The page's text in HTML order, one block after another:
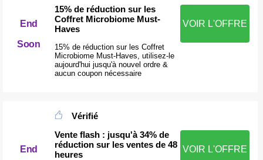
End
Soon
15% de réduction sur les
Coffret Microbiome Must-
Haves
15% de réduction sur les Coffret
Microbiome Must-Haves, utilisez-le
aujourd'hui jusqu'à nouvel ordre &
aucun coupon nécessaire
VOIR L'OFFRE
End
Vérifié
Vente flash : jusqu'à 34% de
réduction sur les ventes de 48
heures
VOIR L'OFFRE